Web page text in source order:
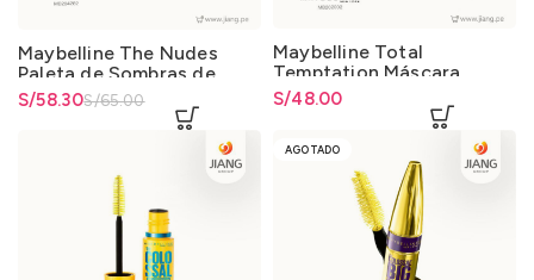
Maybelline The Nudes
Paleta de Sombras de
Ojos 9.6gr.
S/65.00
El precio original era:
S/58.30
El precio actual es: S/58.30.
Maybelline Total
Temptation Máscara
Lavable 8.25ml.
S/48.00
AGOTADO